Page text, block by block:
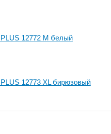
12772 M белый
12773 XL бирюзовый